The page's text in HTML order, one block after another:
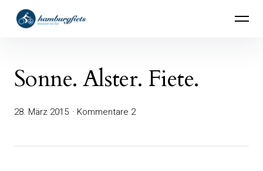
überspringen
hamburgfiets – Abenteuer mit Rad
Sonne. Alster. Fiete.
28. März 2015 Kommentare 2